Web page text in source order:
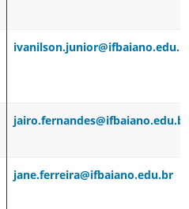
jairo.fernandes@ifbaiano.edu.br
jane.ferreira@ifbaiano.edu.br